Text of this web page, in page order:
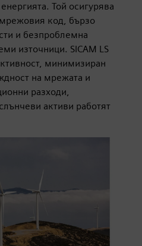
Той осигурява
код, бързо
и безпроблемна
източници. SICAM LS
минимизиран
на мрежата и
разходи,
активи работят